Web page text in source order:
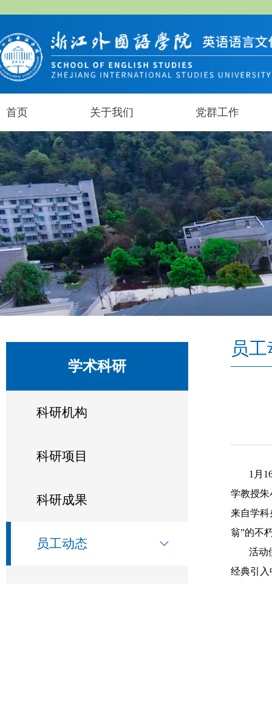
首页 关于我们 党群工作
学术科研
科研机构
科研项目
科研成果
员工动态
员
1月
学教授朱
来自学科
翁”的不
活动
经典引入